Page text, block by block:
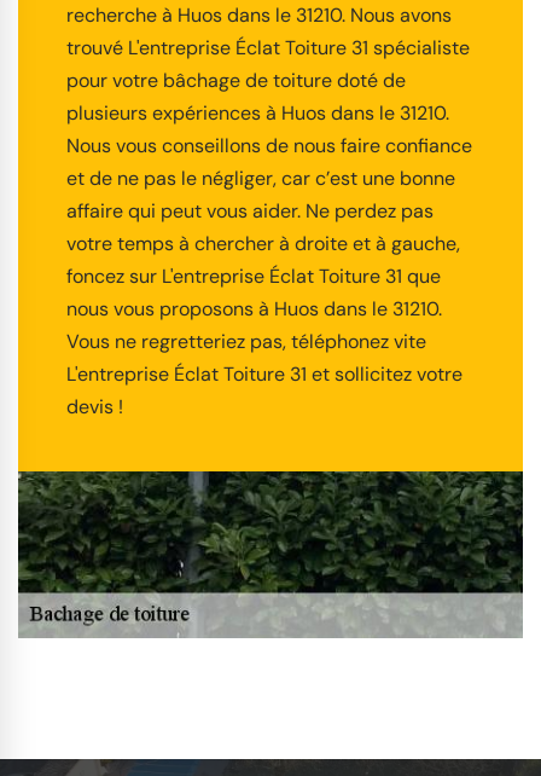
recherche à Huos dans le 31210. Nous avons
trouvé L'entreprise Éclat Toiture 31 spécialiste
pour votre bâchage de toiture doté de
plusieurs expériences à Huos dans le 31210.
Nous vous conseillons de nous faire confiance
et de ne pas le négliger, car c’est une bonne
affaire qui peut vous aider. Ne perdez pas
votre temps à chercher à droite et à gauche,
foncez sur L'entreprise Éclat Toiture 31 que
nous vous proposons à Huos dans le 31210.
Vous ne regretteriez pas, téléphonez vite
L'entreprise Éclat Toiture 31 et sollicitez votre
devis !